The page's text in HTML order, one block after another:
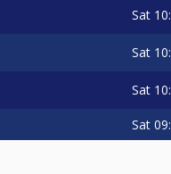
Sat
Sat
Sat
Sat